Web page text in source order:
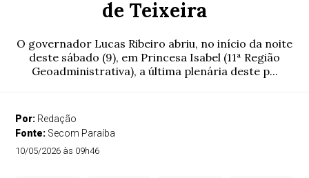
de Teixeira
O governador Lucas Ribeiro abriu, no início da noite
deste sábado (9), em Princesa Isabel (11ª Região
Geoadministrativa), a última plenária deste p...
Por: Redação
Fonte: Secom Paraíba
10/05/2026 às 09h46